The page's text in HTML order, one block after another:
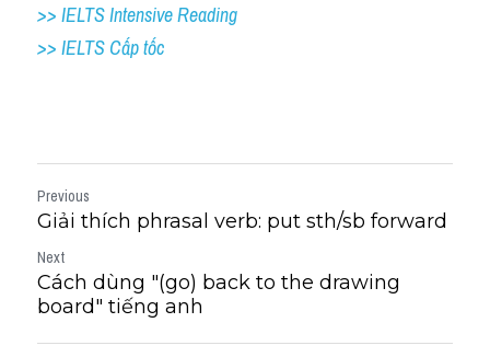
>> IELTS Intensive Reading
>> IELTS Cấp tốc
Previous
Giải thích phrasal verb: put sth/sb forward
Next
Cách dùng "(go) back to the drawing
board" tiếng anh